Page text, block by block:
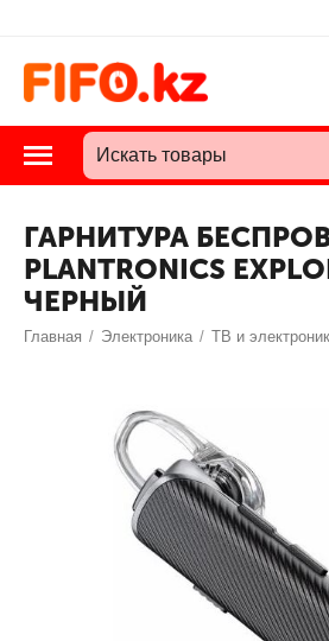
ГАРНИТУРА
PLANTRONICS
ЧЕРНЫЙ
Главная / Электроника / ТВ и